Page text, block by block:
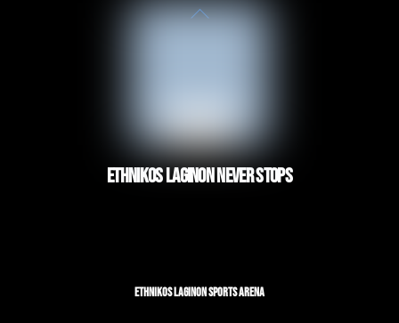
Back
ETHNIKOS LAGINON NEVER STOPS
ETHNIKOS LAGINON SPORTS ARENA